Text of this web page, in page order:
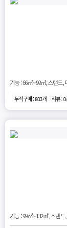
기능 : 66㎡~99㎡, 스탠드
· 누적구매 : 803개 · 리뷰 :
기능 : 99㎡~132㎡, 스탠